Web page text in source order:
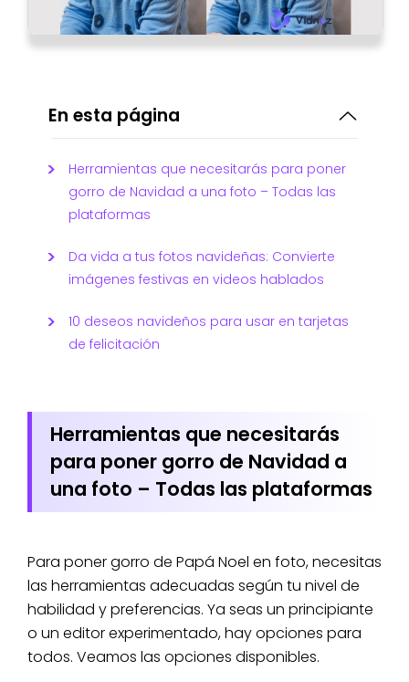
En esta página
Herramientas que necesitarás para poner
gorro de Navidad a una foto – Todas las
plataformas
Da vida a tus fotos navideñas: Convierte
imágenes festivas en videos hablados
10 deseos navideños para usar en tarjetas
de felicitación
Herramientas que necesitarás
para poner gorro de Navidad a
una foto – Todas las plataformas
Para poner gorro de Papá Noel en foto, necesitas
las herramientas adecuadas según tu nivel de
habilidad y preferencias. Ya seas un principiante
o un editor experimentado, hay opciones para
todos. Veamos las opciones disponibles.